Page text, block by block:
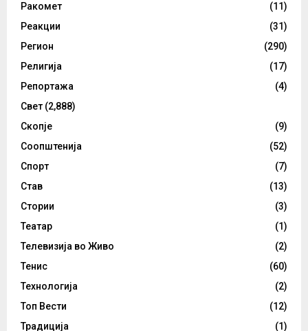
Ракомет
(11)
Реакции
(31)
Регион
(290)
Религија
(17)
Репортажа
(4)
Свет (2,888)
Скопје
(9)
Соопштенија
(52)
Спорт
(7)
Став
(13)
Стории
(3)
Театар
(1)
Телевизија во Живо
(2)
Тенис
(60)
Технологија
(2)
Топ Вести
(12)
Традиција
(1)